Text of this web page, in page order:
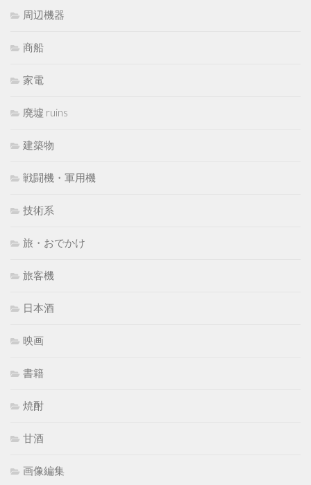
周辺機器
商船
家電
廃墟 ruins
建築物
戦闘機・軍用機
技術系
旅・おでかけ
旅客機
日本酒
映画
書籍
焼酎
甘酒
画像編集